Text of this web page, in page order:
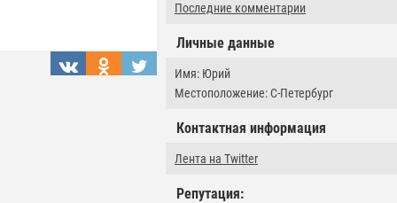
Последние комментарии
Личные данные
Имя: Юрий
Местоположение: С-Петербург
Контактная информация
Лента на Twitter
Репутация: